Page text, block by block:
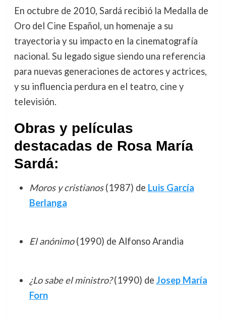
En octubre de 2010, Sardá recibió la Medalla de
Oro del Cine Español, un homenaje a su
trayectoria y su impacto en la cinematografía
nacional. Su legado sigue siendo una referencia
para nuevas generaciones de actores y actrices,
y su influencia perdura en el teatro, cine y
televisión.
Obras y películas
destacadas de Rosa María
Sardá:
Moros y cristianos(1987) de Luis García
Berlanga
El anónimo(1990) de Alfonso Arandia
¿Lo sabe el ministro?(1990) de Josep María
Forn